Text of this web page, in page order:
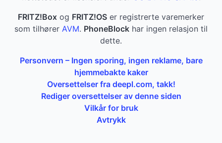
FRITZ!Box og FRITZ!OS er registrerte varemerker
som tilhører AVM. PhoneBlock har ingen relasjon til
dette.
Personvern – Ingen sporing, ingen reklame, bare
hjemmebakte kaker
Oversettelser fra deepl.com, takk!
Rediger oversettelser av denne siden
Vilkår for bruk
Avtrykk